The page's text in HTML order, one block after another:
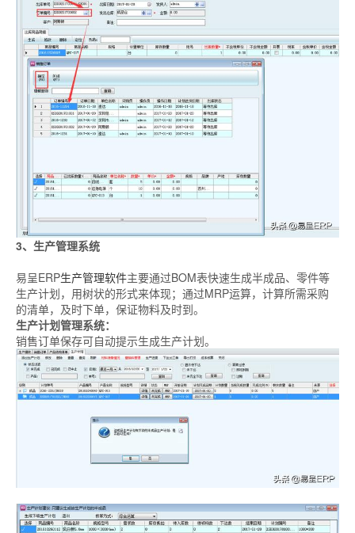
3、生产管理系统
易呈ERP生产管理软件主要通过BOM表快速生成半成品、零件等
生产计划，用树状的形式来体现；通过MRP运算，计算所需采购
的清单，及时下单，保证物料及时到。
生产计划管理系统：
销售订单保存可自动提示生成生产计划。